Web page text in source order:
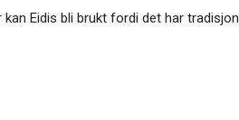
Eidis bli brukt fordi det har tradisjon